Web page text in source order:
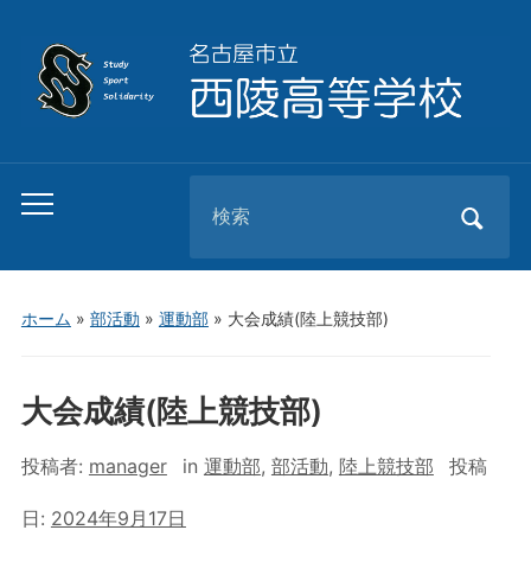
Toggle
menu
for:
ホーム » 部活動 » 運動部» 大会成績(陸上競技部)
大会成績(陸上競技部)
投稿者: manager in 運動部, 部活動, 陸上競技部 投稿
日: 2024年9月17日